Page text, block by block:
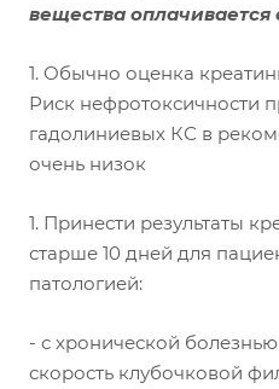
вещества оплачивается
1. Обычно оценка
Риск нефротоксичности
гадолиниевых КС в
очень низок
1. Принести результаты
старше 10 дней для
патологией:
- с хронической
скорость клубочковой